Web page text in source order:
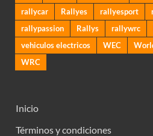
rallycar
Rallyes rallyesport
rallypassion
Rallys rallywrc
vehiculos electricos
WEC
WRC
Inicio
Términos y condiciones